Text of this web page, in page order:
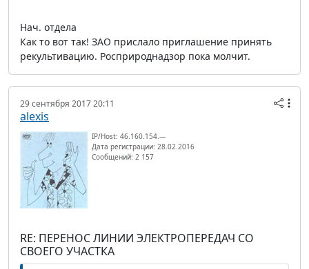
Нач. отдела
Как то вот так! ЗАО прислало приглашение принять
рекультивацию. Росприроднадзор пока молчит.
29 сентября 2017 20:11
alexis
IP/Host: 46.160.154.---
Дата регистрации: 28.02.2016
Сообщений: 2 157
RE: ПЕРЕНОС ЛИНИИ ЭЛЕКТРОПЕРЕДАЧ СО
СВОЕГО УЧАСТКА